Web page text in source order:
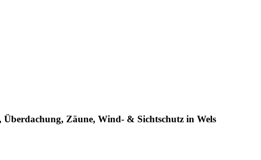
Zäune, Wind- & Sichtschutz in Wels